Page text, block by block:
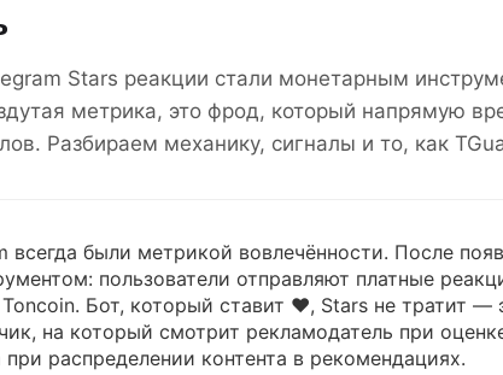
Stars реакции стали монетарным
метрика, это фрод, который напрямую
Разбираем механику, сигналы и то, как
всегда были метрикой вовлечённости. После
пользователи отправляют платные
Бот, который ставит ❤️, Stars не тратит —
на который смотрит рекламодатель при
распределении контента в рекомендациях.